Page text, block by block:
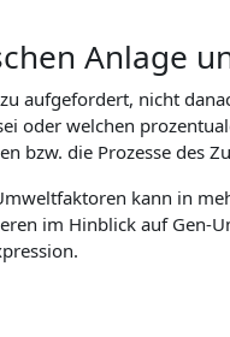
Anlage
aufgefordert, nicht
oder welchen
bzw. die Prozesse des
kann in
im Hinblick auf Gen-